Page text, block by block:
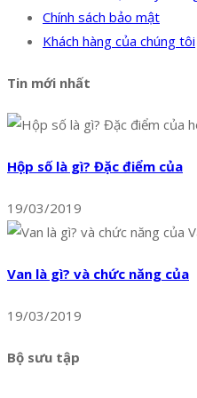
Chính sách bảo mật
Khách hàng của chúng tôi
Tin mới nhất
Hộp số là gì? Đặc điểm của
19/03/2019
Van là gì? và chức năng của
19/03/2019
Bộ sưu tập